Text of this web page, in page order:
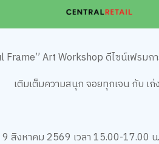
Frame” Art Workshop ดีไซน์เฟรมกา
เติมเต็มความสนุก จอยทุกเจน กับ เก่
สิงหาคม 2569 เวลา 15.00-17.00 น